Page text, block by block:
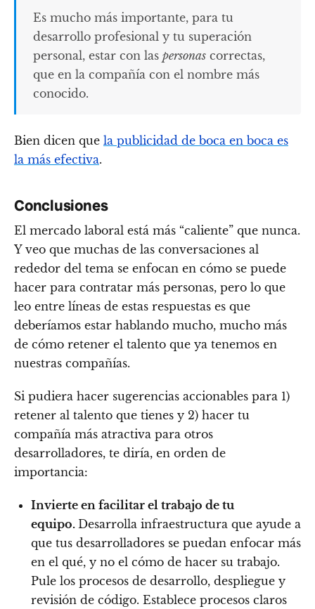
Es mucho más importante, para tu
desarrollo profesional y tu superación
personal, estar con las personas correctas,
que en la compañía con el nombre más
conocido.
Bien dicen que la publicidad de boca en boca es
la más efectiva.
Conclusiones
El mercado laboral está más “caliente” que nunca.
Y veo que muchas de las conversaciones al
rededor del tema se enfocan en cómo se puede
hacer para contratar más personas, pero lo que
leo entre líneas de estas respuestas es que
deberíamos estar hablando mucho, mucho más
de cómo retener el talento que ya tenemos en
nuestras compañías.
Si pudiera hacer sugerencias accionables para 1)
retener al talento que tienes y 2) hacer tu
compañía más atractiva para otros
desarrolladores, te diría, en orden de
importancia:
Invierte en facilitar el trabajo de tu
equipo. Desarrolla infraestructura que ayude a
que tus desarrolladores se puedan enfocar más
en el qué, y no el cómo de hacer su trabajo.
Pule los procesos de desarrollo, despliegue y
revisión de código. Establece procesos claros